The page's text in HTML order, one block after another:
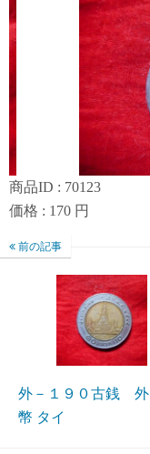
商品ID : 70123
価格 : 170 円
前の記事
外－１９０古銭
幣 タイ